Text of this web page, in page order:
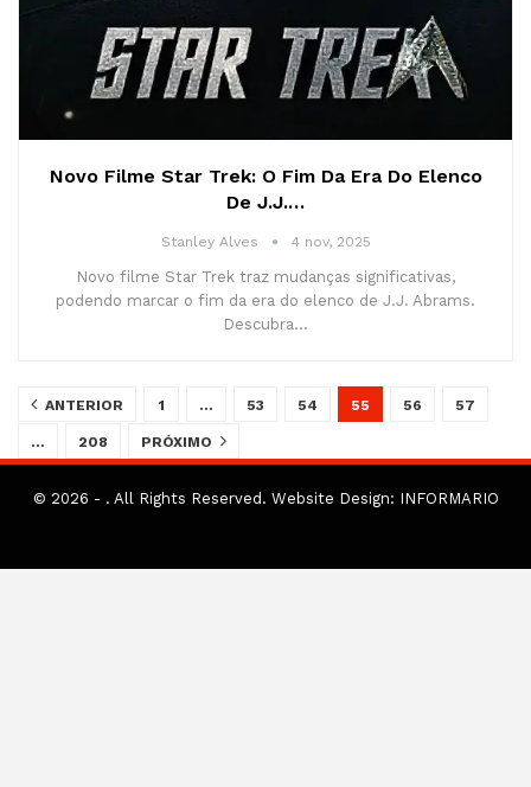
Novo Filme Star Trek: O Fim Da Era Do Elenco
De J.J.…
Stanley Alves 4 nov, 2025
Novo filme Star Trek traz mudanças significativas,
podendo marcar o fim da era do elenco de J.J. Abrams.
Descubra…
ANTERIOR 1 … 53 54 55 56 57
… 208 PRÓXIMO
© 2026 - . All Rights Reserved. Website Design: INFORMARIO